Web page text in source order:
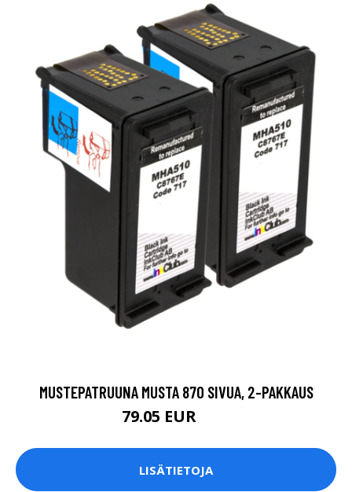
MUSTEPATRUUNA MUSTA 870 SIVUA, 2-PAKKAUS
79.05 EUR
LISÄTIETOJA